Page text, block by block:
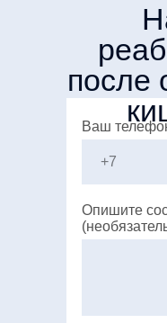
после
Ваш
Опишите